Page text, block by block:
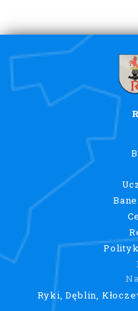
Ryki, Dęblin,